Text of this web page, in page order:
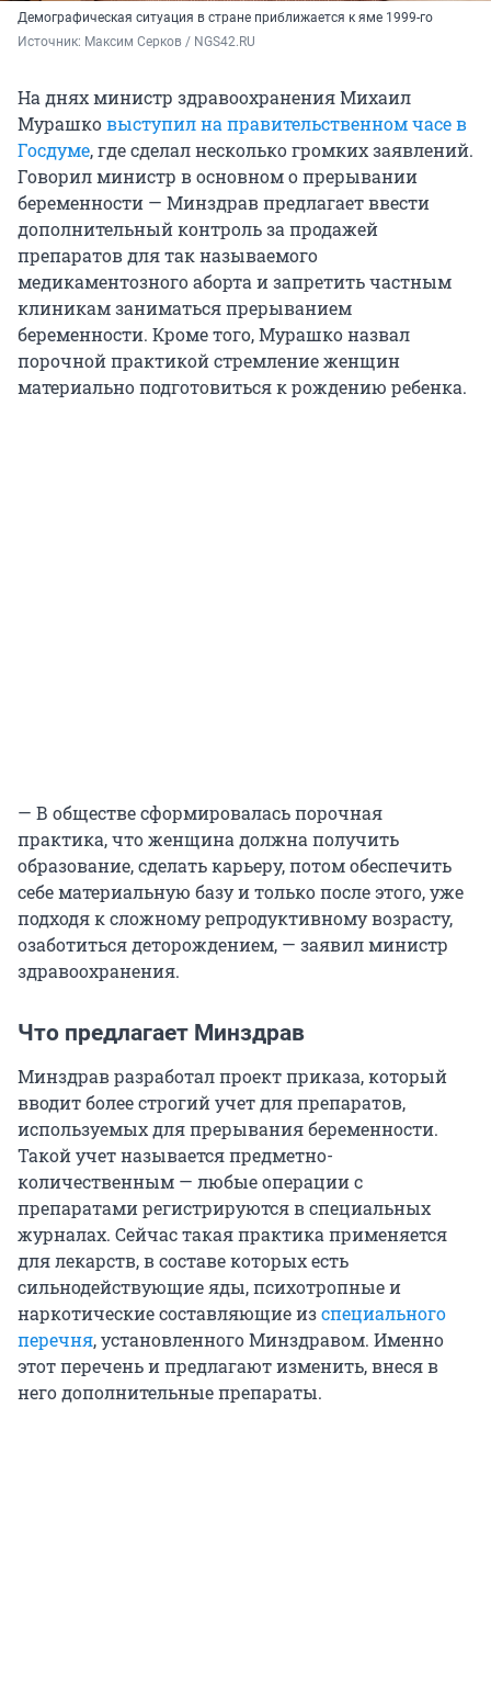
Демографическая ситуация в стране приближается к яме 1999-го
Источник: Максим Серков / NGS42.RU
На днях министр здравоохранения Михаил
Мурашковыступил на правительственном часе в
Госдуме, где сделал несколько громких заявлений.
Говорил министр в основном о прерывании
беременности — Минздрав предлагает ввести
дополнительный контроль за продажей
препаратов для так называемого
медикаментозного аборта и запретить частным
клиникам заниматься прерыванием
беременности. Кроме того, Мурашко назвал
порочной практикой стремление женщин
материально подготовиться к рождению ребенка.
— В обществе сформировалась порочная
практика, что женщина должна получить
образование, сделать карьеру, потом обеспечить
себе материальную базу и только после этого, уже
подходя к сложному репродуктивному возрасту,
озаботиться деторождением, — заявил министр
здравоохранения.
Что предлагает Минздрав
Минздрав разработал проект приказа, который
вводит более строгий учет для препаратов,
используемых для прерывания беременности.
Такой учет называется предметно-
количественным — любые операции с
препаратами регистрируются в специальных
журналах. Сейчас такая практика применяется
для лекарств, в составе которых есть
сильнодействующие яды, психотропные и
наркотические составляющие изспециального
перечня, установленного Минздравом. Именно
этот перечень и предлагают изменить, внеся в
него дополнительные препараты.